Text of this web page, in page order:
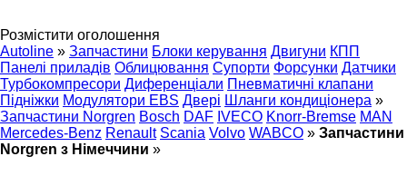
Розмістити оголошення
Autoline » Запчастини Блоки керування Двигуни КПП
Панелі приладів Облицювання Супорти Форсунки Датчики
Турбокомпресори Диференціали Пневматичні клапани
Підніжки Модулятори EBS Двері Шланги кондиціонера »
Запчастини Norgren Bosch DAF IVECO Knorr-Bremse MAN
Mercedes-Benz Renault Scania Volvo WABCO » Запчастини
Norgren з Німеччини »